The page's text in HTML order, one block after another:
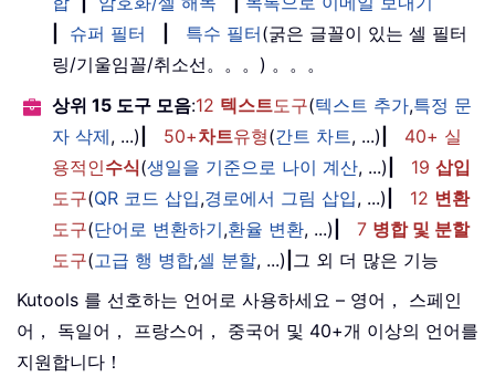
슈퍼 필터 특수 필터(굵은 글꼴이 있는 셀 필터
링/기울임꼴/취소선。。。) 。。。
상위 15 도구 모음:12 텍스트도구(텍스트 추가,특정 문
자 삭제, ...) 50+차트유형(간트 차트, ...)
40+ 실
용적인수식(생일을 기준으로 나이 계산, ...) 19 삽입
도구(QR 코드 삽입,경로에서 그림 삽입, ...) 12 변환
도구(단어로 변환하기,환율 변환, ...) 7 병합 및 분할
도구(고급 행 병합,셀 분할, ...) 그 외 더 많은 기능
Kutools 를 선호하는 언어로 사용하세요 – 영어， 스페인
어， 독일어， 프랑스어， 중국어 및 40+개 이상의 언어를
지원합니다！